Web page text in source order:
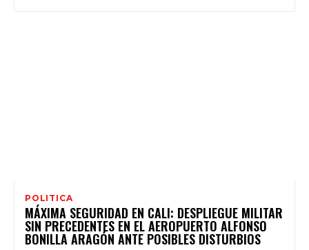
POLITICA
MÁXIMA SEGURIDAD EN CALI: DESPLIEGUE MILITAR
SIN PRECEDENTES EN EL AEROPUERTO ALFONSO
BONILLA ARAGÓN ANTE POSIBLES DISTURBIOS